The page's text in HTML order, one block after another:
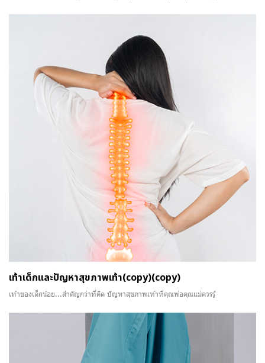
เท้าเด็กและปัญหาสุขภาพเท้า(copy)(copy)
เท้าของเด็กน้อย...สำคัญกว่าที่คิด ปัญหาสุขภาพเท้าที่คุณพ่อคุณแม่ควรรู้